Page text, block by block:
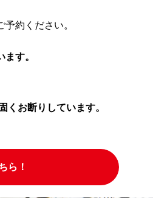
約ください。
す。
お断りしています。
ら！